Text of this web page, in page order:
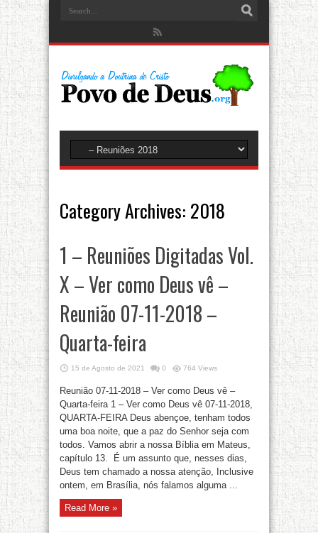
Category Archives: 2018
1 – Reuniões Digitadas Vol.
X – Ver como Deus vê –
Reunião 07-11-2018 –
Quarta-feira
15 de Agosto de 2021 0 764 Views
Reunião 07-11-2018 – Ver como Deus vê –
Quarta-feira 1 – Ver como Deus vê 07-11-2018,
QUARTA-FEIRA Deus abençoe, tenham todos
uma boa noite, que a paz do Senhor seja com
todos. Vamos abrir a nossa Bíblia em Mateus,
capítulo 13. É um assunto que, nesses dias,
Deus tem chamado a nossa atenção, Inclusive
ontem, em Brasília, nós falamos alguma ...
Read More »